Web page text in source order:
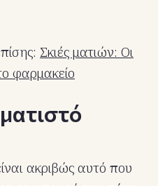
Σκιές ματιών: Οι
φαρμακείο
ακριβώς αυτό που